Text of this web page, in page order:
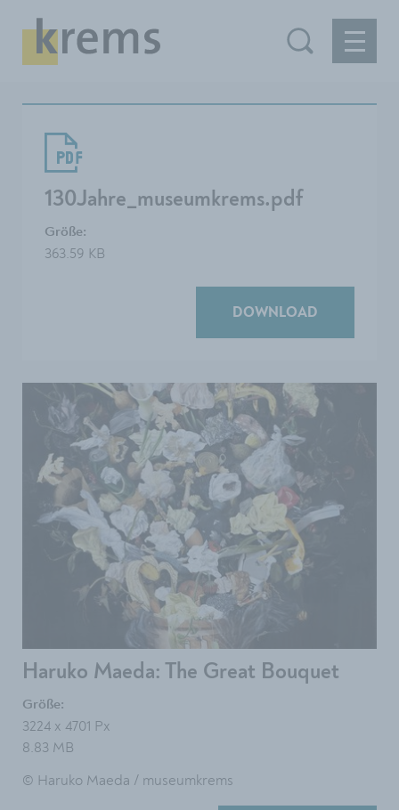
130Jahre_museumkrems.pdf
Größe:
363.59 KB
DOWNLOAD
Haruko Maeda: The Great Bouquet
Größe:
3224 x 4701 Px
8.83 MB
© Haruko Maeda / museumkrems